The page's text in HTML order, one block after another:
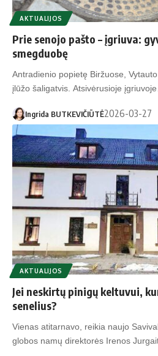
AKTUALIJOS
Prie senojo pašto – įgriuva:
smegduobę
Antradienio popietę Biržuose,
įlūžo šaligatvis. Atsivėrusioje
Ingrida BUTKEVIČIŪTĖ2026-03-27
AKTUALIJOS
Jei neskirtų pinigų keltuvui,
senelius?
Vienas atitarnavo, reikia naujo
globos namų direktorės Irenos